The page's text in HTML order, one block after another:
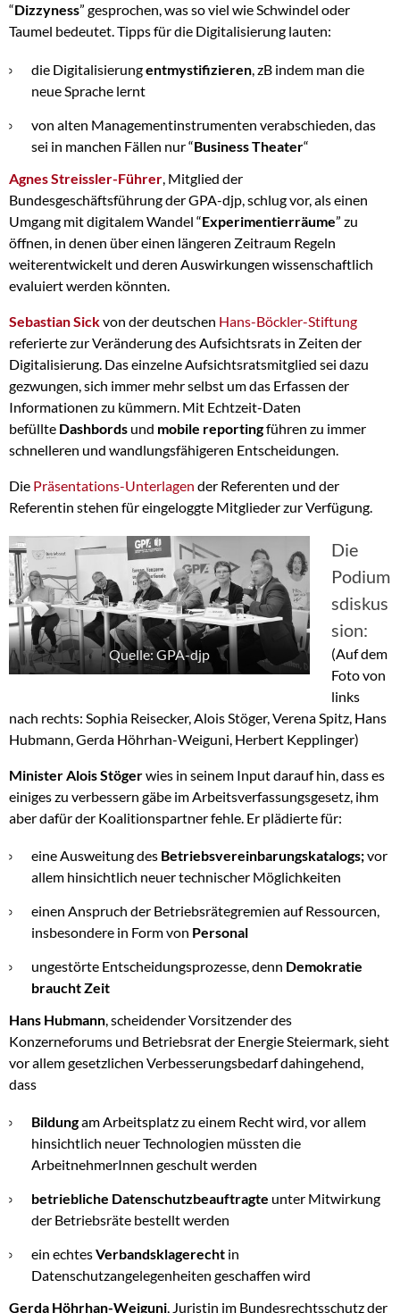
“Dizzyness” gesprochen, was so viel wie Schwindel oder
Taumel bedeutet. Tipps für die Digitalisierung lauten:
die Digitalisierungentmystifizieren , zB indem man die
neue Sprache lernt
von alten Managementinstrumenten verabschieden, das
sei in manchen Fällen nur “Business Theater“
Agnes Streissler-Führer , Mitglied der
Bundesgeschäftsführung der GPA-djp, schlug vor, als einen
Umgang mit digitalem Wandel “Experimentierräume” zu
öffnen, in denen über einen längeren Zeitraum Regeln
weiterentwickelt und deren Auswirkungen wissenschaftlich
evaluiert werden könnten.
Sebastian Sickvon der deutschen Hans-Böckler-Stiftung
referierte zur Veränderung des Aufsichtsrats in Zeiten der
Digitalisierung. Das einzelne Aufsichtsratsmitglied sei dazu
gezwungen, sich immer mehr selbst um das Erfassen der
Informationen zu kümmern. Mit Echtzeit-Daten
befüllte Dashbords und mobile reportingführen zu immer
schnelleren und wandlungsfähigeren Entscheidungen.
Die Präsentations-Unterlagen der Referenten und der
Referentin stehen für eingeloggte Mitglieder zur Verfügung.
Quelle: GPA-djp
Die
Podium
sdiskus
sion:
(Auf dem
Foto von
links
nach rechts: Sophia Reisecker, Alois Stöger, Verena Spitz, Hans
Hubmann, Gerda Höhrhan-Weiguni, Herbert Kepplinger)
Minister Alois Stögerwies in seinem Input darauf hin, dass es
einiges zu verbessern gäbe im Arbeitsverfassungsgesetz, ihm
aber dafür der Koalitionspartner fehle. Er plädierte für:
eine Ausweitung des Betriebsvereinbarungskatalogs;vor
allem hinsichtlich neuer technischer Möglichkeiten
einen Anspruch der Betriebsrätegremien auf Ressourcen,
insbesondere in Form von Personal
ungestörte Entscheidungsprozesse, denn Demokratie
braucht Zeit
Hans Hubmann, scheidender Vorsitzender des
Konzerneforums und Betriebsrat der Energie Steiermark, sieht
vor allem gesetzlichen Verbesserungsbedarf dahingehend,
dass
Bildungam Arbeitsplatz zu einem Recht wird, vor allem
hinsichtlich neuer Technologien müssten die
ArbeitnehmerInnen geschult werden
betriebliche Datenschutzbeauftragte unter Mitwirkung
der Betriebsräte bestellt werden
ein echtesVerbandsklagerecht in
Datenschutzangelegenheiten geschaffen wird
Gerda Höhrhan-Weiguni, Juristin im Bundesrechtsschutz der